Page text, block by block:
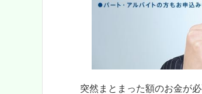
突然まとまった額のお金が